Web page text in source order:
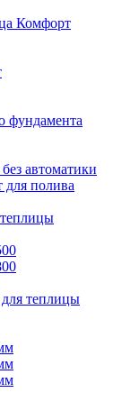
Комфорт
фундамента
автоматики
полива
теплицы